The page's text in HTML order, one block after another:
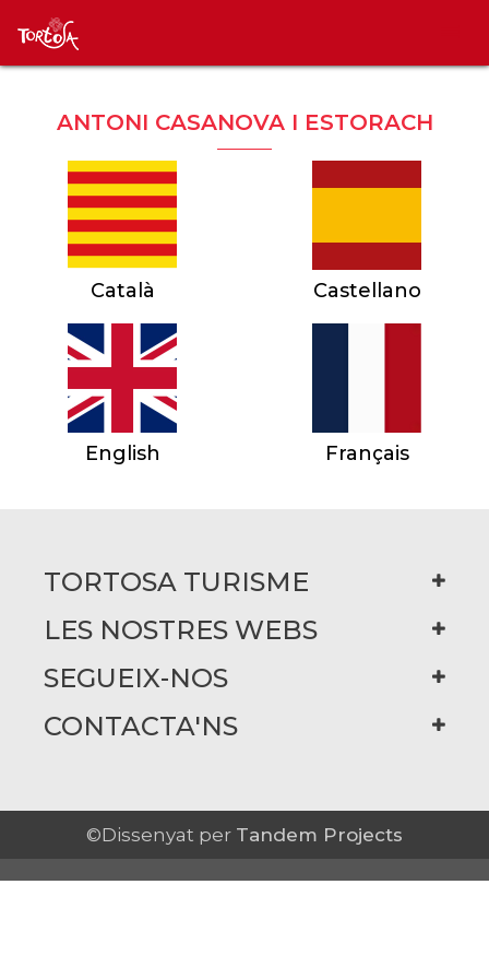
ANTONI CASANOVA I ESTORACH
Català Castellano
English Français
TORTOSA TURISME
LES NOSTRES WEBS
SEGUEIX-NOS
CONTACTA'NS
©Dissenyat per Tandem Projects